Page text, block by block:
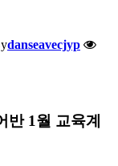
danseavecjyp
반 1월 교육계